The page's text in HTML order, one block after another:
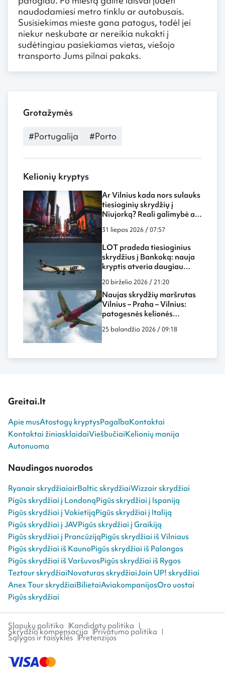
naudodamiesi metro tinklu ar autobusais.
Susisiekimas mieste gana patogus, todėl jei
niekur neskubate ar nereikia nukakti į
sudėtingiau pasiekiamas vietas, viešojo
transporto Jums pilnai pakaks.
Grotažymės
#Portugalija #Porto
Kelionių kryptys
Ar Vilnius kada nors sulauks
tiesioginių skrydžių į
Niujorką? Reali galimybė ar
tik svajonė?
31 liepos 2026 / 07:57
LOT pradeda tiesioginius
skrydžius į Bankoką: nauja
kryptis atveria daugiau
Lietuvos
20 birželio 2026 / 21:20
Naujas skrydžių maršrutas
Vilnius – Praha – Vilnius:
patogesnės kelionės
galimybės ir ką verta žinoti
25 balandžio 2026 / 09:18
Greitai.lt
Apie musAtostogų kryptysPagalbaKontaktai
Kontaktai žiniasklaidaiViešbučiaiKelionių manija
Autonuoma
Naudingos nuorodos
Ryanair skrydžiaiairBaltic skrydžiaiWizzair skrydžiai
Pigūs skrydžiai į LondonąPigūs skrydžiai į Ispaniją
Pigūs skrydžiai į VokietijąPigūs skrydžiai į Italiją
Pigūs skrydžiai į JAVPigūs skrydžiai į Graikiją
Pigūs skrydžiai į PrancūzijąPigūs skrydžiai iš Vilniaus
Pigūs skrydžiai iš KaunoPigūs skrydžiai iš Palangos
Pigūs skrydžiai iš VaršuvosPigūs skrydžiai iš Rygos
Teztour skrydžiaiNovaturas skrydžiaiJoin UP! skrydžiai
Anex Tour skrydžiaiBilietaiAviakompanijosOro uostai
Pigūs skrydžiai
Slapukų politika Kandidatų politika
Skrydžio kompensacija Privatumo politika
Sąlygos ir taisyklės Pretenzijos